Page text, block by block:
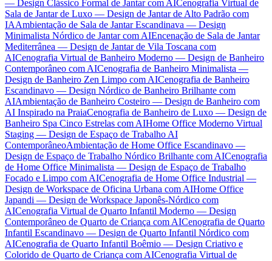
— Design Clássico Formal de Jantar com AICenografia Virtual de
Sala de Jantar de Luxo — Design de Jantar de Alto Padrão com
IAAmbientação de Sala de Jantar Escandinava — Design
Minimalista Nórdico de Jantar com AIEncenação de Sala de Jantar
Mediterrânea — Design de Jantar de Vila Toscana com
AICenografia Virtual de Banheiro Moderno — Design de Banheiro
Contemporâneo com AICenografia de Banheiro Minimalista —
Design de Banheiro Zen Limpo com AICenografia de Banheiro
Escandinavo — Design Nórdico de Banheiro Brilhante com
AIAmbientação de Banheiro Costeiro — Design de Banheiro com
AI Inspirado na PraiaCenografia de Banheiro de Luxo — Design de
Banheiro Spa Cinco Estrelas com AIHome Office Moderno Virtual
Staging — Design de Espaço de Trabalho AI
ContemporâneoAmbientação de Home Office Escandinavo —
Design de Espaço de Trabalho Nórdico Brilhante com AICenografia
de Home Office Minimalista — Design de Espaço de Trabalho
Focado e Limpo com AICenografia de Home Office Industrial —
Design de Workspace de Oficina Urbana com AIHome Office
Japandi — Design de Workspace Japonês-Nórdico com
AICenografia Virtual de Quarto Infantil Moderno — Design
Contemporâneo de Quarto de Criança com AICenografia de Quarto
Infantil Escandinavo — Design de Quarto Infantil Nórdico com
AICenografia de Quarto Infantil Boêmio — Design Criativo e
Colorido de Quarto de Criança com AICenografia Virtual de